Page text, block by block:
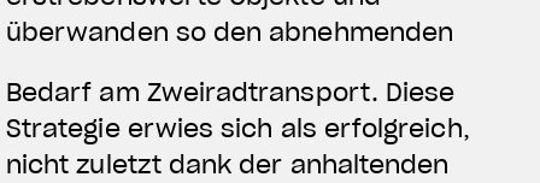
überwanden so den abnehmenden
Bedarf am Zweiradtransport. Diese
Strategie erwies sich als erfolgreich,
nicht zuletzt dank der anhaltenden